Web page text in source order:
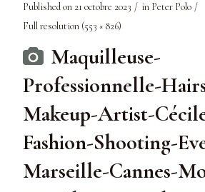
Published on 21 octobre 2023 in Peter Polo
Full resolution (553 × 826)
Maquilleuse-
Professionnelle-
Makeup-Artist-
Fashion-Shooting-
Marseille-Cannes-